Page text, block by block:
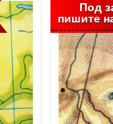
Под
пишите